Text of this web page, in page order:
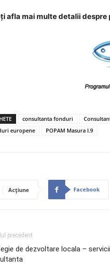
afla mai multe detalii despre
consultanta fonduri
europene
POPAM Masura I.9
Acțiune Facebook
precedent
de dezvoltare locala –